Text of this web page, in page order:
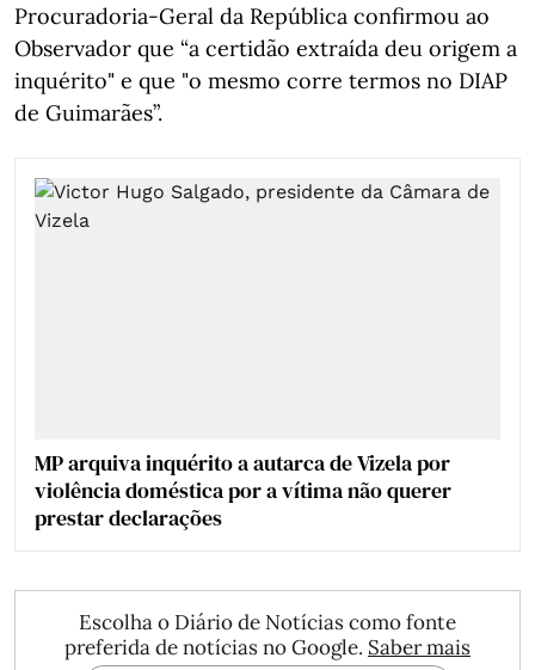
Procuradoria-Geral da República confirmou ao
Observador que “a certidão extraída deu origem a
inquérito" e que "o mesmo corre termos no DIAP
de Guimarães”.
MP arquiva inquérito a autarca de Vizela por
violência doméstica por a vítima não querer
prestar declarações
Escolha o Diário de Notícias como fonte
preferida de notícias no Google. Saber mais